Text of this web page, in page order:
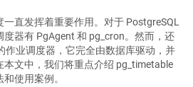
直发挥着重要作用。对于 PostgreSQL
器有 PgAgent 和 pg_cron。然而，还
作业调度器，它完全由数据库驱动，并
文中，我们将重点介绍 pg_timetable
使用案例。